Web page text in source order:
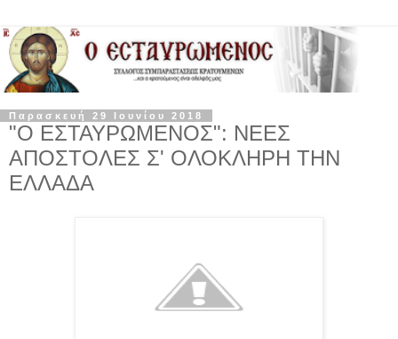
Παρασκευή 29 Ιουνίου 2018
"Ο ΕΣΤΑΥΡΩΜΕΝΟΣ": ΝΕΕΣ
ΑΠΟΣΤΟΛΕΣ Σ' ΟΛΟΚΛΗΡΗ ΤΗΝ
ΕΛΛΑΔΑ